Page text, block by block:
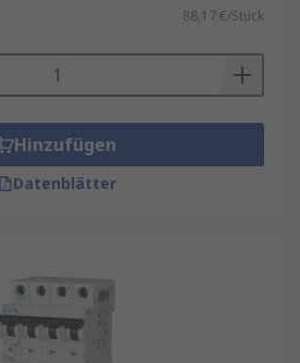
88,17 €/Stück
Hinzufügen
Datenblätter